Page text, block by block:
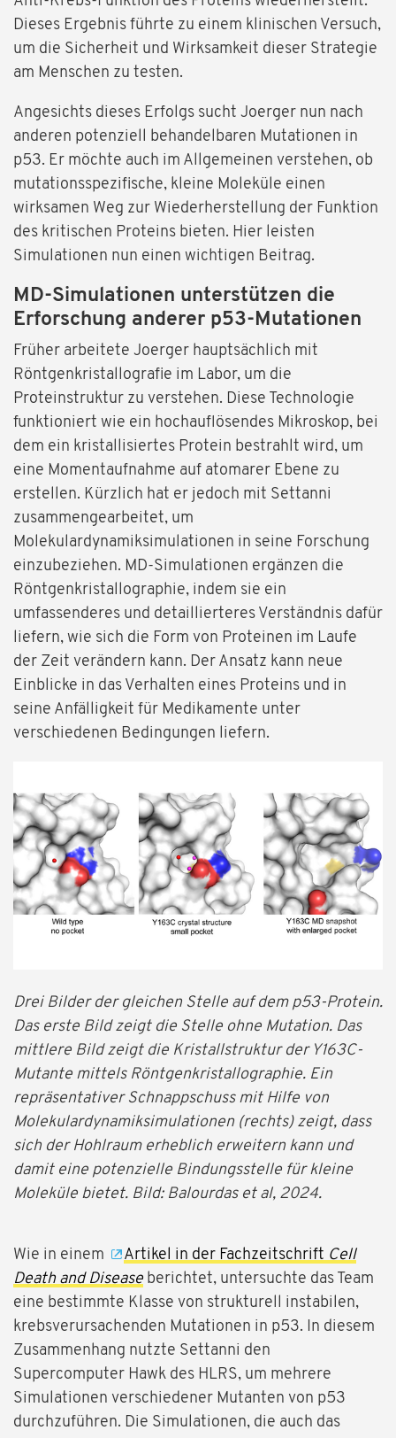
Dieses Ergebnis führte zu einem klinischen Versuch,
um die Sicherheit und Wirksamkeit dieser Strategie
am Menschen zu testen.
Angesichts dieses Erfolgs sucht Joerger nun nach
anderen potenziell behandelbaren Mutationen in
p53. Er möchte auch im Allgemeinen verstehen, ob
mutationsspezifische, kleine Moleküle einen
wirksamen Weg zur Wiederherstellung der Funktion
des kritischen Proteins bieten. Hier leisten
Simulationen nun einen wichtigen Beitrag.
MD-Simulationen unterstützen die
Erforschung anderer p53-Mutationen
Früher arbeitete Joerger hauptsächlich mit
Röntgenkristallografie im Labor, um die
Proteinstruktur zu verstehen. Diese Technologie
funktioniert wie ein hochauflösendes Mikroskop, bei
dem ein kristallisiertes Protein bestrahlt wird, um
eine Momentaufnahme auf atomarer Ebene zu
erstellen. Kürzlich hat er jedoch mit Settanni
zusammengearbeitet, um
Molekulardynamiksimulationen in seine Forschung
einzubeziehen. MD-Simulationen ergänzen die
Röntgenkristallographie, indem sie ein
umfassenderes und detaillierteres Verständnis dafür
liefern, wie sich die Form von Proteinen im Laufe
der Zeit verändern kann. Der Ansatz kann neue
Einblicke in das Verhalten eines Proteins und in
seine Anfälligkeit für Medikamente unter
verschiedenen Bedingungen liefern.
Drei Bilder der gleichen Stelle auf dem p53-Protein.
Das erste Bild zeigt die Stelle ohne Mutation. Das
mittlere Bild zeigt die Kristallstruktur der Y163C-
Mutante mittels Röntgenkristallographie. Ein
repräsentativer Schnappschuss mit Hilfe von
Molekulardynamiksimulationen (rechts) zeigt, dass
sich der Hohlraum erheblich erweitern kann und
damit eine potenzielle Bindungsstelle für kleine
Moleküle bietet. Bild: Balourdas et al, 2024.
Wie in einem Artikel in der Fachzeitschrift Cell
Death and Disease berichtet, untersuchte das Team
eine bestimmte Klasse von strukturell instabilen,
krebsverursachenden Mutationen in p53. In diesem
Zusammenhang nutzte Settanni den
Supercomputer Hawk des HLRS, um mehrere
Simulationen verschiedener Mutanten von p53
durchzuführen. Die Simulationen, die auch das